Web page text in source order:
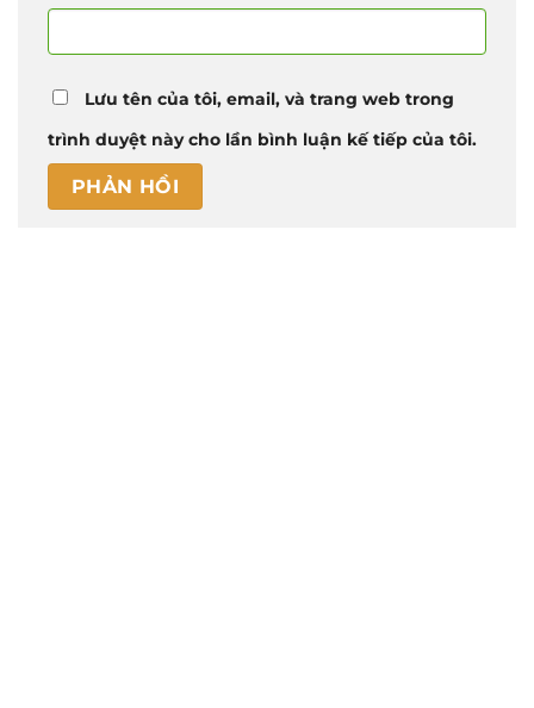
Lưu tên của tôi, email, và trang web trong
trình duyệt này cho lần bình luận kế tiếp của tôi.